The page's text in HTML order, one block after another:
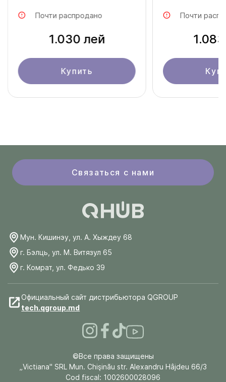
Почти распродано
1.030 лей
Купить
Почти
Связаться с нами
Мун. Кишинэу, ул. А. Хыждеу 68
г. Бэлць, ул. М. Витязул 65
г. Комрат, ул. Федько 39
Официальный сайт дистрибьютора QGROUP
tech.qgroup.md
©Все права защищены
„Victiana" SRL Mun. Chişinău str. Alexandru Hâjdeu 66/3
Cod fiscal: 1002600028096